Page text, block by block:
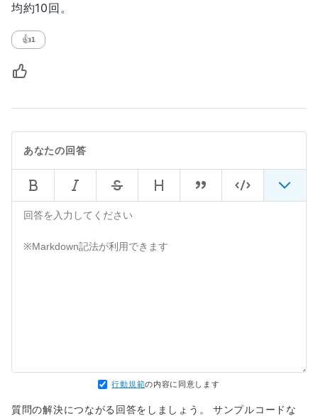
均約10回。
👍1
あなたの回答
行動規範の内容に同意します
質問の解決につながる回答をしましょう。 サンプルコードな